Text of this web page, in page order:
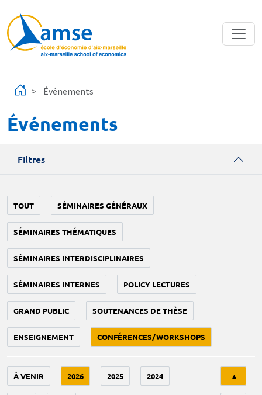
Événements
Événements
Filtres
TOUT SÉMINAIRES GÉNÉRAUX
SÉMINAIRES THÉMATIQUES
SÉMINAIRES INTERDISCIPLINAIRES
SÉMINAIRES INTERNES POLICY LECTURES
GRAND PUBLIC SOUTENANCES DE THÈSE
ENSEIGNEMENT CONFÉRENCES/WORKSHOPS
À VENIR 2026 2025 2024 ▲